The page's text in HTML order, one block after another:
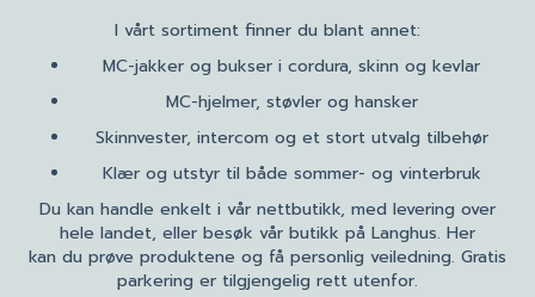
I vårt sortiment finner du blant annet:
MC-jakker og bukser i cordura, skinn og kevlar
MC-hjelmer, støvler og hansker
Skinnvester, intercom og et stort utvalg tilbehør
Klær og utstyr til både sommer- og vinterbruk
Du kan handle enkelt i vår nettbutikk, med levering over
hele landet, eller besøk vår butikk på Langhus. Her
kan du prøve produktene og få personlig veiledning. Gratis
parkering er tilgjengelig rett utenfor.